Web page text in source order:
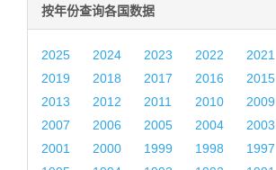
按年份查询各国数据
2025 2024 2023 2022 2021
2019
2018 2017 2016 2015
2013
2012 2011 2010 2009
2007
2006 2005 2004 2003
2001
2000 1999 1998 1997